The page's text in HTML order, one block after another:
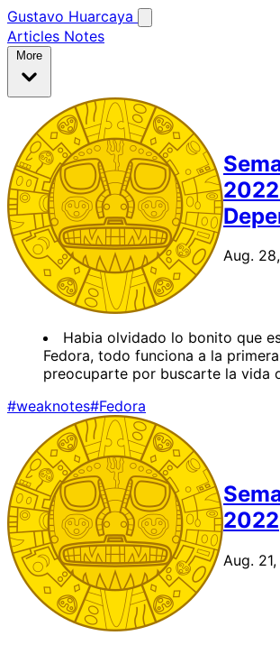
Gustavo Huarcaya
Articles Notes
More
Aug.
Habia olvidado lo bonito que
Fedora, todo funciona a la
preocuparte por buscarte la vida
#weaknotes#Fedora
2022
Aug.